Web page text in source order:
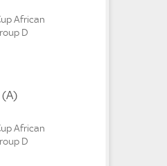
African
D
(A)
African
D